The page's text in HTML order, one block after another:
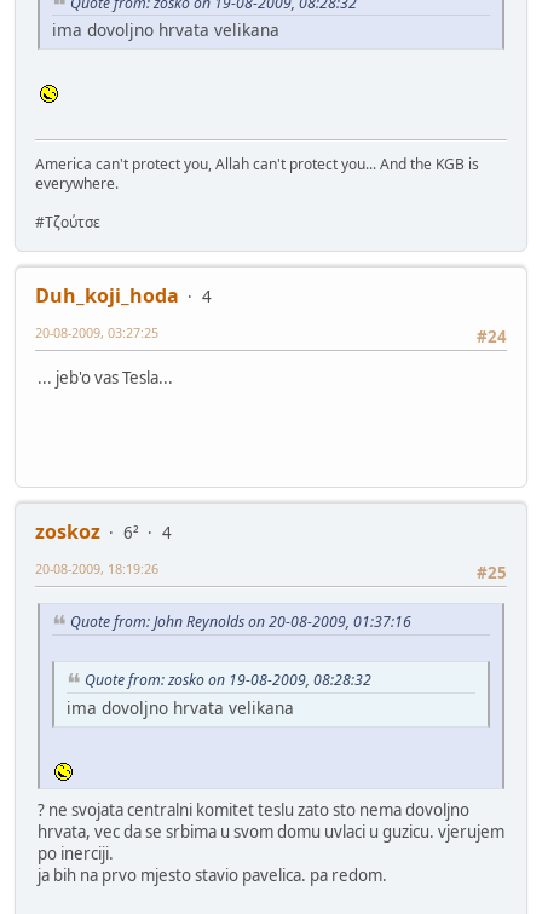
ima dovoljno hrvata velikana
America can't protect you, Allah can't protect you... And the KGB is
everywhere.
#Τζούτσε
Duh_koji_hoda
4
#24
20-08-2009, 03:27:25
... jeb'o vas Tesla...
zoskoz 6²
4
#25
20-08-2009, 18:19:26
Quote from: John Reynolds on 20-08-2009, 01:37:16
Quote from: zosko on 19-08-2009, 08:28:32
ima dovoljno hrvata velikana
? ne svojata centralni komitet teslu zato sto nema dovoljno
hrvata, vec da se srbima u svom domu uvlaci u guzicu. vjerujem
po inerciji.
ja bih na prvo mjesto stavio pavelica. pa redom.